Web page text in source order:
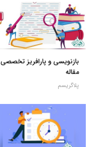
بازنویسی و پارافریز تخصصی
مقاله
پلاگریسم